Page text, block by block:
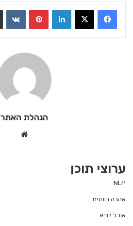
LinkedIn
VKontakte
הנהלת האתר
ערוצי תוכן
NLP
אהבה רוחנית
אוכל בריא